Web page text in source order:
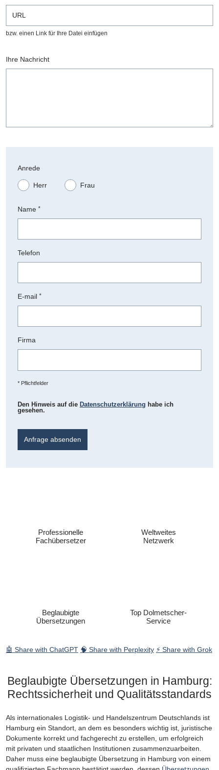
bzw. einen Link für Ihre Datei einfügen
Ihre Nachricht
Anrede
Herr Frau
Name *
Telefon
E-mail *
Firma
* Pflichtfelder
Den Hinweis auf die Datenschutzerklärung habe ich
gesehen.
Anfrage absenden
Professionelle
Fachübersetzer
Weltweites
Netzwerk
Beglaubigte
Übersetzungen
Top Dolmetscher-
Service
🤖 Share with ChatGPT 🧠 Share with Perplexity ⚡ Share with Grok
Beglaubigte Übersetzungen in Hamburg:
Rechtssicherheit und Qualitätsstandards
Als internationales Logistik- und Handelszentrum Deutschlands ist
Hamburg ein Standort, an dem es besonders wichtig ist, juristische
Dokumente korrekt und fachgerecht zu erstellen, um erfolgreich
mit privaten und staatlichen Institutionen zusammenzuarbeiten.
Daher muss eine beglaubigte Übersetzung in Hamburg von einem